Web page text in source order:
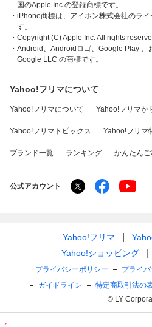
国のApple Inc.の登録商標です。
・iPhone商標は、アイホン株式会社のラ
す。
・Copyright (C) Apple Inc. All rights
・Android、Androidロゴ、Google Play 、
Google LLC の商標です。
Yahoo!フリマについて
Yahoo!フリマについて Yahoo!フリマか
Yahoo!フリマトピックス Yahoo!フリマ
ブランド一覧 ランキング かんたん
公式アカウント
Yahoo!フリマ
Yahoo!ショッピング
プライバシーポリシー プライ
ガイドライン
特定商取引法の
© LY